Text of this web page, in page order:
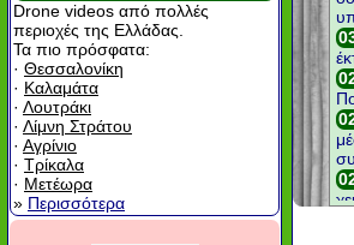
Drone videos από πολλές
περιοχές της Ελλάδας.
Τα πιο πρόσφατα:
· Θεσσαλονίκη
· Καλαμάτα
· Λουτράκι
· Λίμνη Στράτου
· Αγρίνιο
· Τρίκαλα
· Μετέωρα
» Περισσότερα